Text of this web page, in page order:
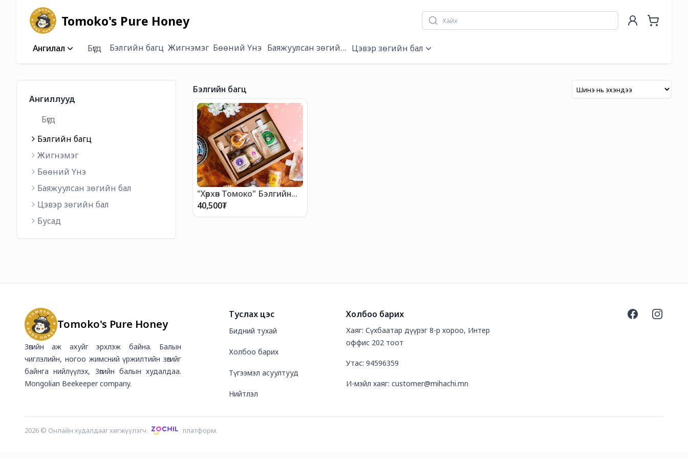
Tomoko's Pure Honey
Ангилал Бүгд Бэлгийн багц Жигнэмэг Бөөний Үнэ Баяжуулсан зөгийн балЦэвэр зөгийн бал
Ангиллууд
Бүгд
Бэлгийн багц
Жигнэмэг
Бөөний Үнэ
Баяжуулсан зөгийн бал
Цэвэр зөгийн бал
Бусад
Бэлгийн багц
"Хөөрхөн Томоко" Бэлгийн
багц
40,500₮
Tomoko's Pure Honey
Зөгийн аж ахуйг эрхлэж байна. Балын
чиглэлийн, ногоо жимсний үржилтийн зөгийг
байнга нийлүүлэх, Зөгийн балын худалдаа.
Mongolian Beekeeper company.
Туслах цэс
Бидний тухай
Холбоо барих
Түгээмэл асуултууд
Нийтлэл
Холбоо барих
Хаяг: Сүхбаатар дүүрэг 8-р хороо, Интер
оффис 202 тоот
Утас: 94596359
И-мэйл хаяг: customer@mihachi.mn
Facebook
2026 © Онлайн худалдааг хөгжүүлэгч платформ.